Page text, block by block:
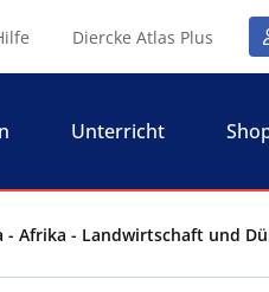
Diercke Atlas Plus
Unterricht
- Afrika - Landwirtschaft und